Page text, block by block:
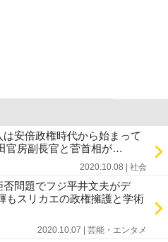
安倍政権時代から始まって
官房副長官と菅首相が…
2020.10.08 | 社会
問題でフジ平井文夫がデ
もスリカエの政権擁護と学術
2020.10.07 | 芸能・エンタメ